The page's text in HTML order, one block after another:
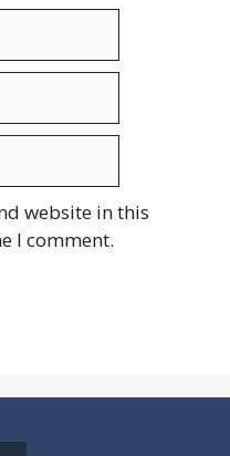
website in this
I comment.